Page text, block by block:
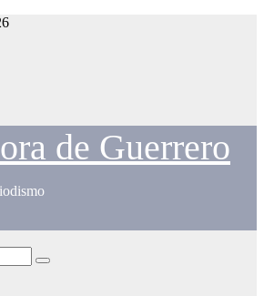
de Guerrero